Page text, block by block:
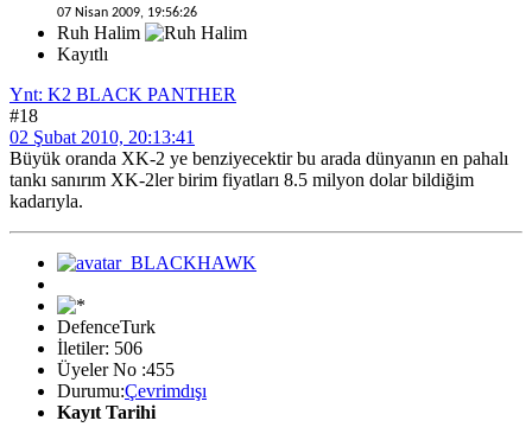
07 Nisan 2009, 19:56:26
Ruh Halim
Kayıtlı
Ynt: K2 BLACK PANTHER
#18
02 Şubat 2010, 20:13:41
Büyük oranda XK-2 ye benziyecektir bu arada dünyanın en pahalı
tankı sanırım XK-2ler birim fiyatları 8.5 milyon dolar bildiğim
kadarıyla.
DefenceTurk
İletiler: 506
Üyeler No :455
Durumu:Çevrimdışı
Kayıt Tarihi